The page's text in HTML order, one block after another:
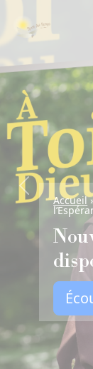
Accueil
Previous